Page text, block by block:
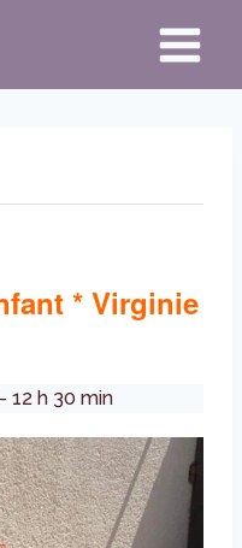
* Virginie
- 12 h 30 min